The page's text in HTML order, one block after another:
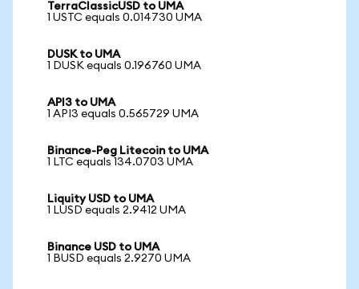
TerraClassicUSD to UMA
1 USTC equals 0.014730 UMA
DUSK to UMA
1 DUSK equals 0.196760 UMA
API3 to UMA
1 API3 equals 0.565729 UMA
Binance-Peg Litecoin to UMA
1 LTC equals 134.0703 UMA
Liquity USD to UMA
1 LUSD equals 2.9412 UMA
Binance USD to UMA
1 BUSD equals 2.9270 UMA